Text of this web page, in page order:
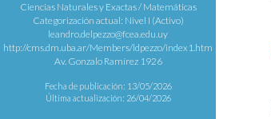
Ciencias Naturales y Exactas / Matemáticas
Categorización actual: Nivel I (Activo)
leandro.delpezzo@fcea.edu.uy
http://cms.dm.uba.ar/Members/ldpezzo/index1.htm
Av. Gonzalo Ramírez 1926
Fecha de publicación: 13/05/2026
Última actualización: 26/04/2026